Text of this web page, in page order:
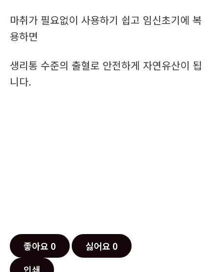
마취가 필요없이 사용하기 쉽고 임신초기에 복
용하면
생리통 수준의 출혈로 안전하게 자연유산이 됩
니다.
좋아요 0 싫어요 0
인쇄